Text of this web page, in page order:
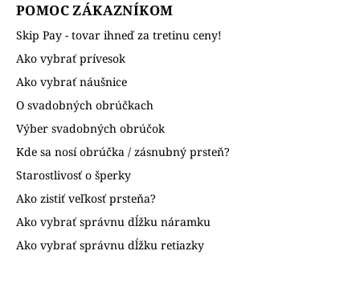
POMOC ZÁKAZNÍKOM
Skip Pay - tovar ihneď za tretinu ceny!
Ako vybrať prívesok
Ako vybrať náušnice
O svadobných obrúčkach
Výber svadobných obrúčok
Kde sa nosí obrúčka / zásnubný prsteň?
Starostlivosť o šperky
Ako zistiť veľkosť prsteňa?
Ako vybrať správnu dĺžku náramku
Ako vybrať správnu dĺžku retiazky